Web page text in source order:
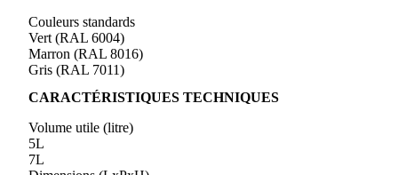
Couleurs standards
Vert (RAL 6004)
Marron (RAL 8016)
Gris (RAL 7011)
CARACTÉRISTIQUES TECHNIQUES
Volume utile (litre)
5L
7L